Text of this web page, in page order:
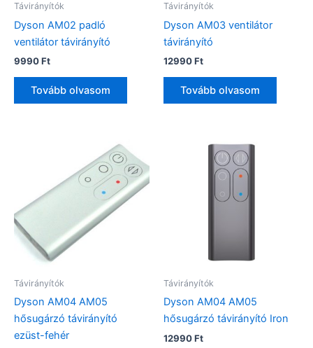
Távirányítók
Dyson AM02 padló
ventilátor távirányító
9990Ft
Tovább olvasom
Távirányítók
Dyson AM03 ventilátor
távirányító
12990Ft
Tovább olvasom
Távirányítók
Dyson AM04 AM05
hősugárzó távirányító
ezüst-fehér
Távirányítók
Dyson AM04 AM05
hősugárzó távirányító Iron
12990Ft